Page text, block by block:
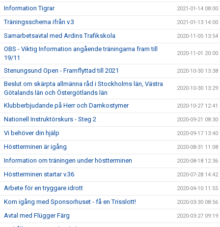
Information Tigrar 2021-01-14 08:00
Träningsschema ifrån v.3 2021-01-13 14:00
Samarbetsavtal med Ardins Trafikskola 2020-11-05 13:54
OBS - Viktig Information angående träningarna fram till
19/11
2020-11-01 20:00
Stenungsund Open - Framflyttad till 2021 2020-10-30 13:38
Beslut om skärpta allmänna råd i Stockholms län, Västra
Götalands län och Östergötlands län
2020-10-30 13:29
Klubberbjudande på Herr och Damkostymer 2020-10-27 12:41
Nationell Instruktörskurs - Steg 2 2020-09-21 08:30
Vi behöver din hjälp 2020-09-17 13:40
Höstterminen är igång 2020-08-31 11:08
Information om träningen under höstterminen 2020-08-18 12:36
Höstterminen startar v.36 2020-07-28 14:42
Arbete för en tryggare idrott 2020-04-10 11:55
Kom igång med Sponsorhuset - få en Trisslott! 2020-03-30 08:56
Avtal med Flügger Färg 2020-03-27 09:19